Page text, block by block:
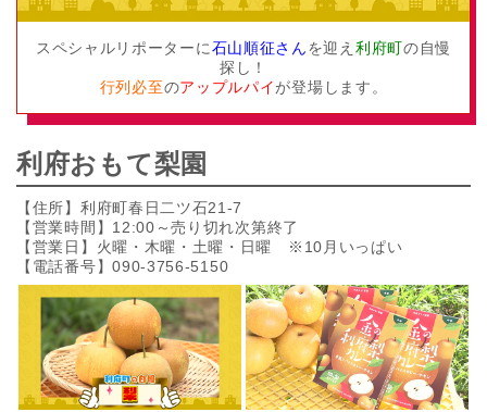
スペシャルリポーターに石山順征さんを迎え 利府町の自慢
探し！
行列必至のアップルパイが登場します。
利府おもて梨園
【住所】利府町春日二ツ石21-7
【営業時間】12:00～売り切れ次第終了
【営業日】火曜・木曜・土曜・日曜 ※10月いっぱい
【電話番号】090-3756-5150